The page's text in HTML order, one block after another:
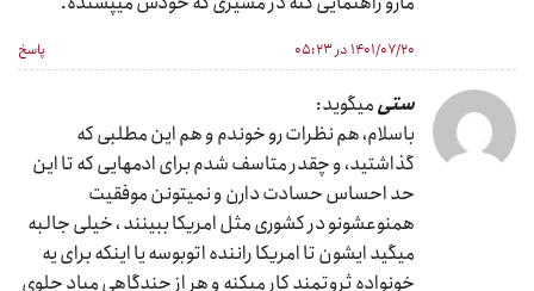
۱۴۰۱/۰۷/۲۰ در ۰۵:۲۳ پاسخ
ستیمیگوید:
باسلام، هم نظرات رو خوندم و هم این مطلبی که
گذاشتید، و چقدر متاسف شدم برای ادمهایی که تا این
حد احساس حسادت دارن و نمیتونن موفقیت
همنوعشونو در کشوری مثل امریکا ببینند ، خیلی جالبه
میگید ایشون تا امریکا راننده اتوبوسه یا اینکه برای یه
خونواده ثروتمند کار میکنه و هر از چندگاهی میاد جلوی